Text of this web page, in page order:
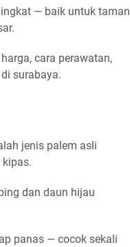
— baik untuk taman
cara perawatan,
surabaya.
jenis palem asli
dan daun hijau
panas — cocok sekali